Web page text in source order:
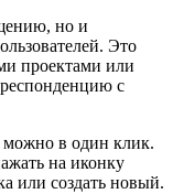
но и
Это
проектами или
с
можно в один клик.
на иконку
или создать новый.